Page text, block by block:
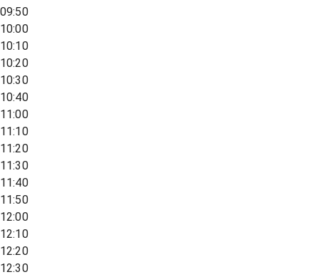
09:50
10:00
10:10
10:20
10:30
10:40
11:00
11:10
11:20
11:30
11:40
11:50
12:00
12:10
12:20
12:30